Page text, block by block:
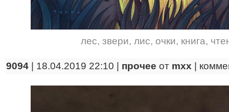
лес, звери, лис, очки, книга,
9094 | 18.04.2019 22:10 | прочее от mxx